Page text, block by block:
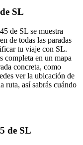
SL
de SL se muestra
de todas las paradas
tu viaje con SL.
completa en un mapa
concreta, como
ver la ubicación de
ruta, así sabrás cuándo
de SL